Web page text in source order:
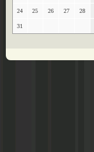
24 25 26 27 28
31